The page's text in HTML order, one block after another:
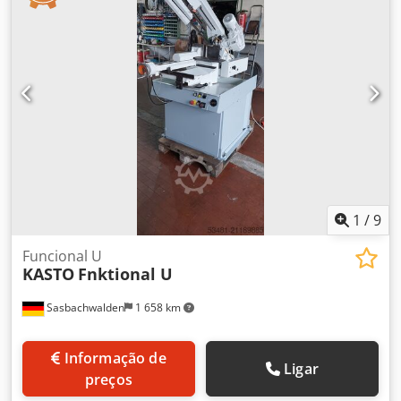
2,4 kW Comutação de pólos Ligação à rede eléctrica 400
Volt, Hz - Ajuste da esquadria até 45 - Motor de serra com
2 velocidades e 2 estágios de correia trapezoidal - Descida
hidráulica do arco da serra - Regulação hidráulica da
pressão de corte através da válvula de estrangulamento -
Sistema de refrigeração na base da máquina Espaço
necessário para a serra C x L x A 1900 x 1350 x 1500 mm
Largura sem vedação 800 mm Peso aprox. 750 kg bom
1 /9
Sasbachwalden 1 658 km
Funcional U
KASTO Fnktional U
preços
Ligar